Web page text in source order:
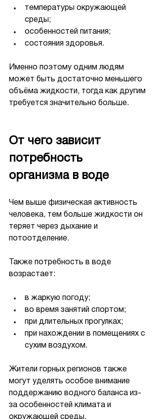
температуры окружающей
среды;
особенностей питания;
состояния здоровья.
Именно поэтому одним людям
может быть достаточно меньшего
объёма жидкости, тогда как другим
требуется значительно больше.
От чего зависит
потребность
организма в воде
Чем выше физическая активность
человека, тем больше жидкости он
теряет через дыхание и
потоотделение.
Также потребность в воде
возрастает:
в жаркую погоду;
во время занятий спортом;
при длительных прогулках;
при нахождении в помещениях с
сухим воздухом.
Жители горных регионов также
могут уделять особое внимание
поддержанию водного баланса из-
за особенностей климата и
окружающей среды.